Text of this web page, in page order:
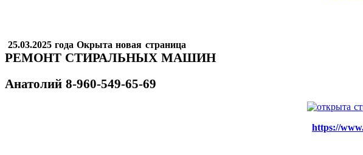
25.03.2025 года Окрыта новая страница
РЕМОНТ СТИРАЛЬНЫХ МАШИН
Анатолий 8-960-549-65-69
https://